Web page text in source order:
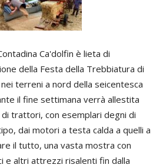
Ca'dolfin è lieta di
della Festa della Trebbiatura di
terreni a nord della seicentesca
il fine settimana verrà allestita
trattori, con esemplari degni di
dai motori a testa calda a quelli a
il tutto, una vasta mostra con
e altri attrezzi risalenti fin dalla